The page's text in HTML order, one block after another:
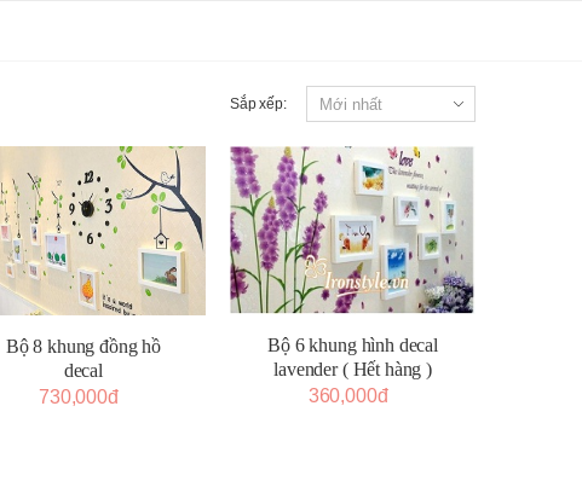
Sắp xếp:
Bộ 8 khung đồng hồ
decal
730,000đ
Bộ 6 khung hình decal
lavender ( Hết hàng )
360,000đ